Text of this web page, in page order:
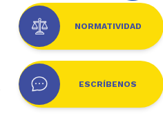
NORMATIVIDAD
ESCRÍBENOS